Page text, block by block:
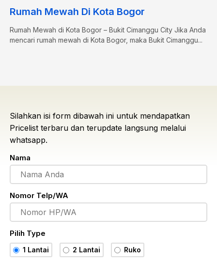
Rumah Mewah Di Kota Bogor
Rumah Mewah di Kota Bogor – Bukit Cimanggu City Jika Anda
mencari rumah mewah di Kota Bogor, maka Bukit Cimanggu...
Silahkan isi form dibawah ini untuk mendapatkan
Pricelist terbaru dan terupdate langsung melalui
whatsapp.
Nama
Nomor Telp/WA
Pilih Type
1 Lantai 2 Lantai Ruko